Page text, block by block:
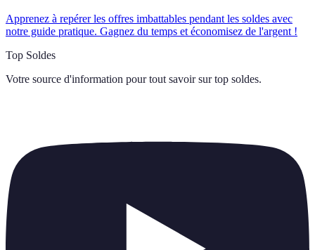
Apprenez à repérer les offres imbattables pendant les soldes avec
notre guide pratique. Gagnez du temps et économisez de l'argent !
Top Soldes
Votre source d'information pour tout savoir sur top soldes.